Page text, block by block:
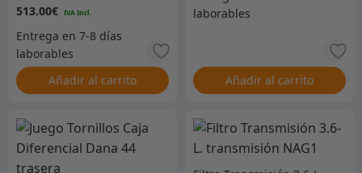
513.00€
Añadir al carrito Añadir al carrito